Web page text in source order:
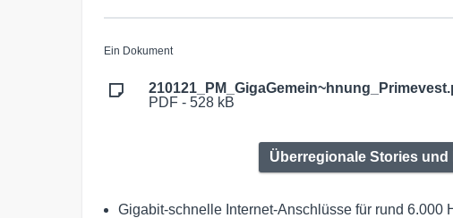
Ein Dokument
PDF - 528 kB
Überregionale Stories und
Gigabit-schnelle Internet-Anschlüsse für rund 6.000